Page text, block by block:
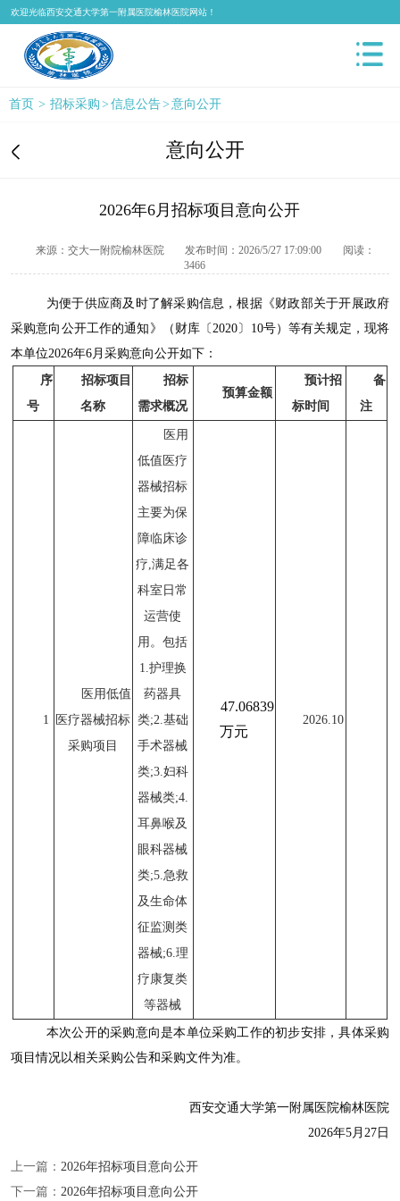
欢迎光临西安交通大学第一附属医院榆林医院网站！
首页 > 招标采购 > 信息公告> 意向公开
意向公开
2026年6月招标项目意向公开
来源：交大一附院榆林医院 发布时间：2026/5/27 17:09:00
阅读：
3466
为便于供应商及时了解采购信息，根据《财政部关于开展政府
采购意向公开工作的通知》（财库〔2020〕10号）等有关规定，现将
本单位2026年6月采购意向公开如下：
序
号
招标项目
名称
招标
需求概况
预算金额
预计招
标时间
备
注
1
医用低值
医疗器械招标
采购项目
医用
低值医疗
器械招标
主要为保
障临床诊
疗 ,满足各
科室日常
运营使
用。包括
1.护理换
药器具
类;2.基础
手术器械
类;3.妇科
器械类;4.
耳鼻喉及
眼科器械
类;5.急救
及生命体
征监测类
器械;6.理
疗康复类
等器械
47.06839
万元
2026.10
本次公开的采购意向是本单位采购工作的初步安排，具体采购
项目情况以相关采购公告和采购文件为准。
西安交通大学第一附属医院榆林医院
2026年5月27日
上一篇： 2026年招标项目意向公开
下一篇： 2026年招标项目意向公开